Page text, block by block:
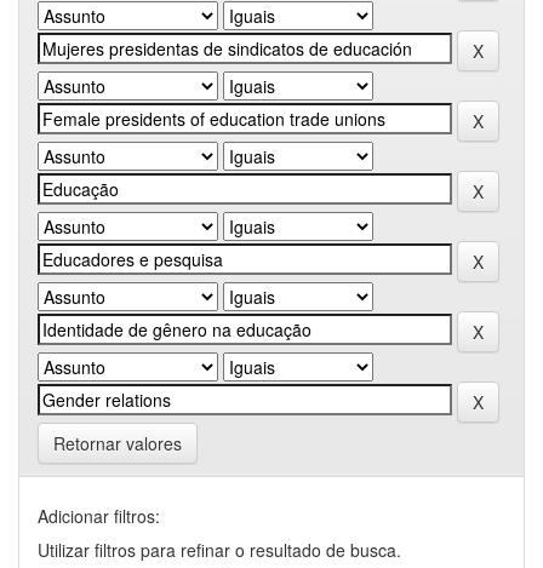
Retornar valores
Adicionar filtros:
Utilizar filtros para refinar o resultado de busca.